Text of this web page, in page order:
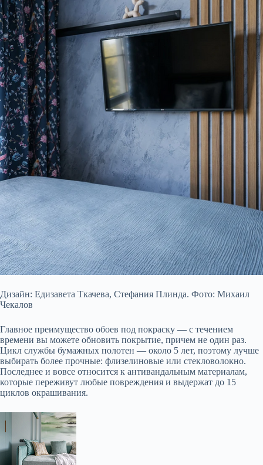
Дизайн: Едизавета Ткачева, Стефания Плинда. Фото: Михаил
Чекалов
Главное преимущество обоев под покраску — с течением
времени вы можете обновить покрытие, причем не один раз.
Цикл службы бумажных полотен — около 5 лет, поэтому лучше
выбирать более прочные: флизелиновые или стекловолокно.
Последнее и вовсе относится к антивандальным материалам,
которые переживут любые повреждения и выдержат до 15
циклов окрашивания.